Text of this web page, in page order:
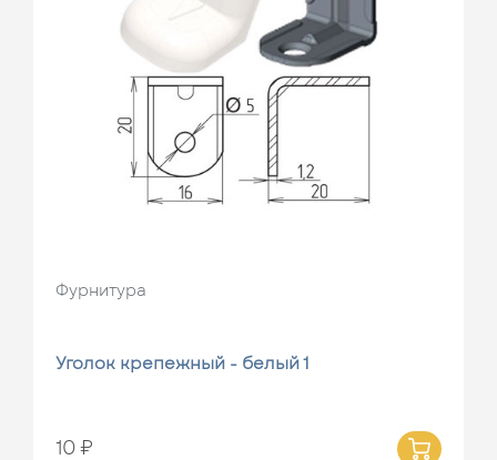
Фурнитура
Уголок крепежный - белый 1
10 ₽